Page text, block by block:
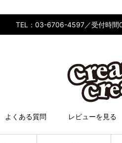
TEL：03-6706-4597／受付時間
よくある質問 レビューを見る